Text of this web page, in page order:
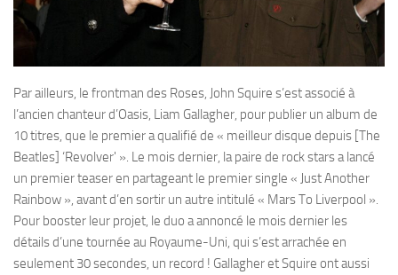
Par ailleurs, le frontman des Roses, John Squire s’est associé à
l’ancien chanteur d’Oasis, Liam Gallagher, pour publier un album de
10 titres, que le premier a qualifié de « meilleur disque depuis [The
Beatles] ‘Revolver' ». Le mois dernier, la paire de rock stars a lancé
un premier teaser en partageant le premier single « Just Another
Rainbow », avant d’en sortir un autre intitulé « Mars To Liverpool ».
Pour booster leur projet, le duo a annoncé le mois dernier les
détails d’une tournée au Royaume-Uni, qui s’est arrachée en
seulement 30 secondes, un record ! Gallagher et Squire ont aussi